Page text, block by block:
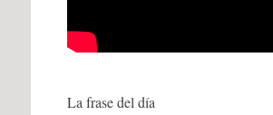
La frase del día